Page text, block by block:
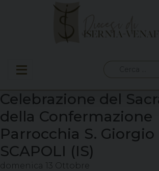
per:
Celebrazione del
della Confermazione
Parrocchia S.
SCAPOLI (IS)
domenica 13 Ottobre